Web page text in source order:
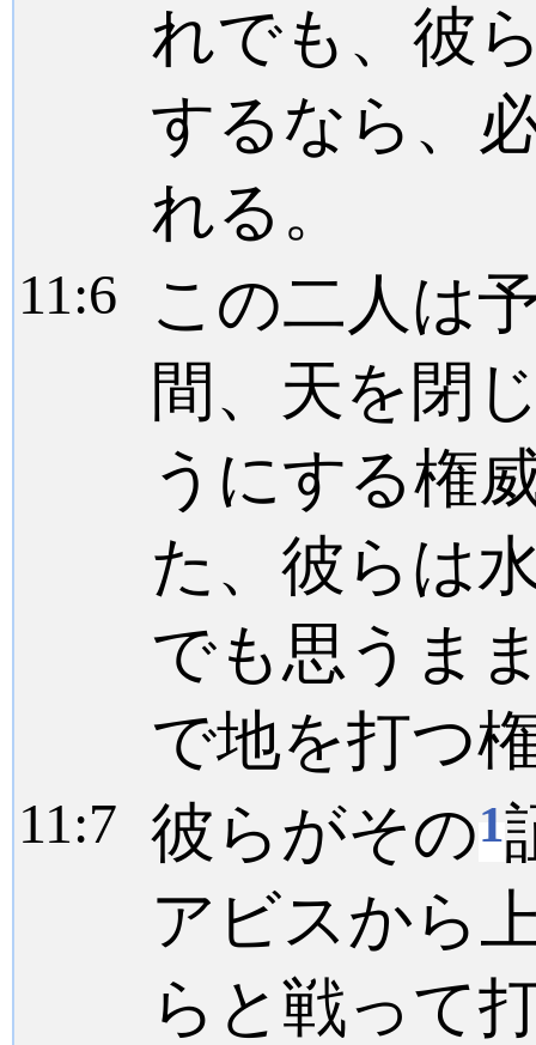
れでも、彼
するなら、
れる。
11:6
この二人は
間、天を閉
うにする権
た、彼らは
でも思うま
で地を打つ
11:7 彼らがその1
アビスから
らと戦って